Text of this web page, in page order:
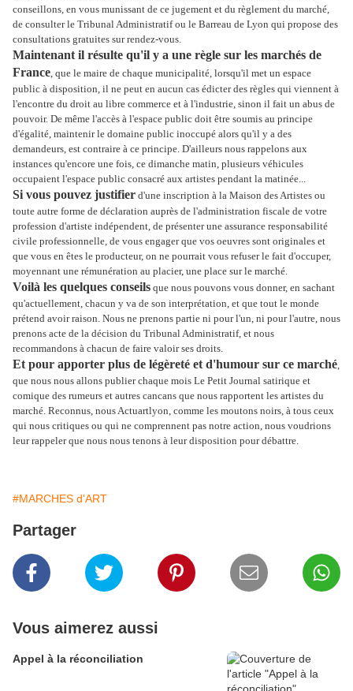
conseillons, en vous munissant de ce jugement et du règlement du marché,
de consulter le Tribunal Administratif ou le Barreau de Lyon qui propose des
consultations gratuites sur rendez-vous.
Maintenant il résulte qu'il y a une règle sur les marchés de
France, que le maire de chaque municipalité, lorsqu'il met un espace
public à disposition, il ne peut en aucun cas édicter des règles qui viennent à
l'encontre du droit au libre commerce et à l'industrie, sinon il fait un abus de
pouvoir. De même l'accès à l'espace public doit être soumis au principe
d'égalité, maintenir le domaine public inoccupé alors qu'il y a des
demandeurs, est contraire à ce principe. D'ailleurs nous rappelons aux
instances qu'encore une fois, ce dimanche matin, plusieurs véhicules
occupaient l'espace public consacré aux artistes pendant la matinée...
Si vous pouvez justifier d'une inscription à la Maison des Artistes ou
toute autre forme de déclaration auprès de l'administration fiscale de votre
profession d'artiste indépendent, de présenter une assurance responsabilité
civile professionnelle, de vous engager que vos oeuvres sont originales et
que vous en êtes le producteur, on ne pourrait vous refuser le fait d'occuper,
moyennant une rémunération au placier, une place sur le marché.
Voilà les quelques conseils que nous pouvons vous donner, en sachant
qu'actuellement, chacun y va de son interprétation, et que tout le monde
prétend avoir raison. Nous ne prenons partie ni pour l'un, ni pour l'autre, nous
prenons acte de la décision du Tribunal Administratif, et nous
recommandons à chacun de faire valoir ses droits.
Et pour apporter plus de légèreté et d'humour sur ce marché,
que nous nous allons publier chaque mois Le Petit Journal satirique et
comique des rumeurs et autres cancans que nous rapportent les artistes du
marché. Reconnus, nous Actuartlyon, comme les moutons noirs, à tous ceux
qui nous critiques ou qui ne comprennent pas notre action, nous voudrions
leur rappeler que nous nous tenons à leur disposition pour débattre.
#MARCHES d'ART
Partager
Vous aimerez aussi
Appel à la réconciliation